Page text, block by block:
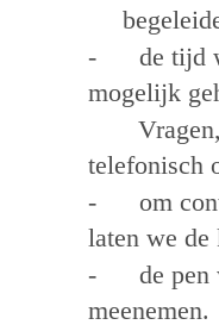
-
de tijd
mogelijk
telefonisch
-
om
laten we
-
de pen
meenemen.